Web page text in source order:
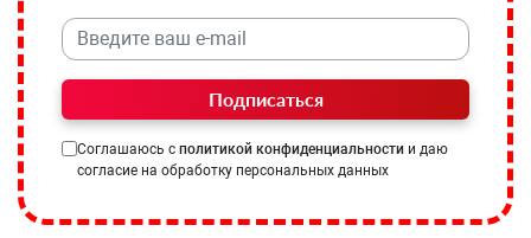
Подписаться
Соглашаюсь с политикой конфиденциальности и даю
согласие на обработку персональных данных